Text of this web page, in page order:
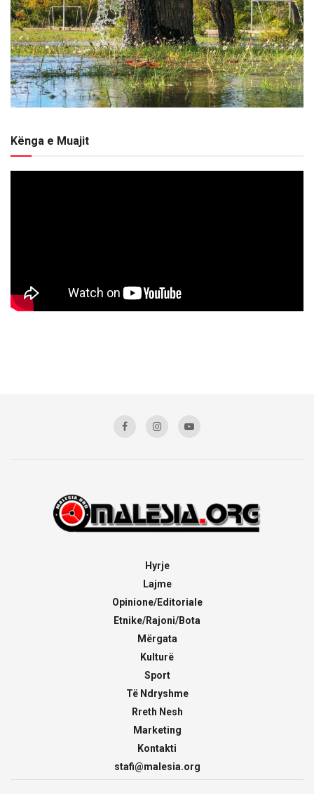
Kënga e Muajit
Hyrje
Lajme
Opinione/Editoriale
Etnike/Rajoni/Bota
Mërgata
Kulturë
Sport
Të Ndryshme
Rreth Nesh
Marketing
Kontakti
stafi@malesia.org